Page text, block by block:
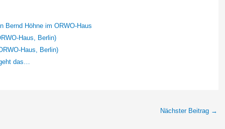
Bernd Höhne im ORWO-Haus
Haus, Berlin)
Haus, Berlin)
das…
Nächster Beitrag →